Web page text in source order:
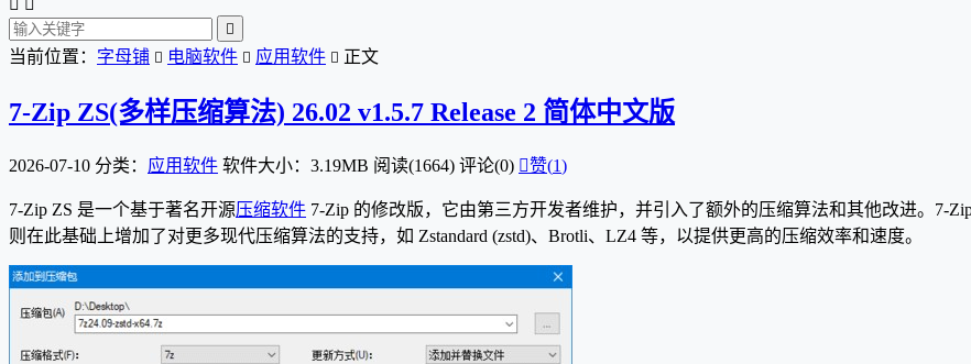
 

当前位置： 字母铺  电脑软件  应用软件  正文
7-Zip ZS(多样压缩算法) 26.02 v1.5.7 Release 2 简体中文版
2026-07-10 分类： 应用软件 软件大小：3.19MB 阅读(1664) 评论(0) 赞(1)
7-Zip ZS 是一个基于著名开源压缩软件 7-Zip 的修改版，它由第三方开发者维护，并引入了额外的压缩算法和其他改进。7-
则在此基础上增加了对更多现代压缩算法的支持，如 Zstandard (zstd)、Brotli、LZ4 等，以提供更高的压缩效率和速度。